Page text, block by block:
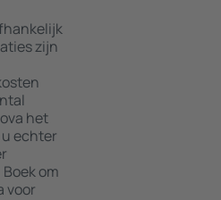
zijn
het
echter
om
voor